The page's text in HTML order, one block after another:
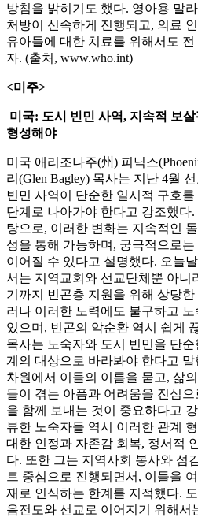
방침을 밝히기도 했다. 영아용 말
처방이 신속하게 진행되고, 의료
유아들에 대한 치료를 위해서도
자. (출처, www.who.int)
<미주>
미국: 도시 빈민 사역, 지속적 보
형성해야
미국 애리조나주(州) 피닉스
리(Glen Bagley) 목사는 지난 4월
빈민 사역이 단순한 일시적 구호
단계로 나아가야 한다고 강조했다
탕으로, 이러한 변화는 지속적인
성을 통해 가능하며, 궁극적으로
이어질 수 있다고 설명했다. 오늘
서는 지역교회와 선교단체뿐 아니
기까지 빈곤층 지원을 위해 상당
러나 이러한 노력에도 불구하고
있으며, 빈곤의 악순환 역시 쉽게
목사는 노숙자와 도시 빈민을 단
계의 대상으로 바라봐야 한다고
차원에서 이들의 이름을 묻고, 삶
들이 겪는 아픔과 어려움을 진심
을 함께 보내는 것이 중요하다고
뷰한 노숙자들 역시 이러한 관계
대한 인정과 자존감 회복, 정서적
다. 또한 그는 지역사회 봉사와 섬
트 중심으로 진행되면서, 이들을
재로 인식하는 한계를 지적했다.
음전도와 선교로 이어지기 위해서